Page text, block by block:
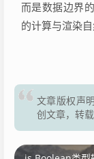
而是数据边界
的计算与渲染自
文章版权声
创文章，转